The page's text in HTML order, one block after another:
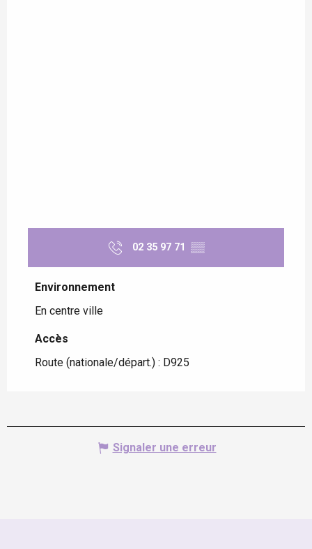
02 35 97 71 ▒▒
Environnement
Environnement
En centre ville
Accès
Accès
Route (nationale/départ.) : D925
Signaler une erreur